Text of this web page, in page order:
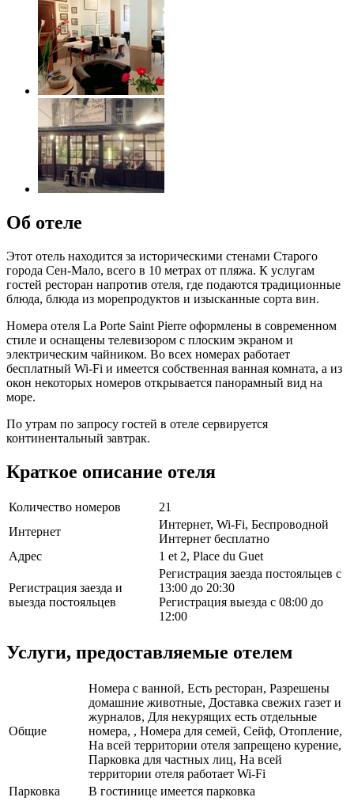
Об отеле
Этот отель находится за историческими стенами Старого
города Сен-Мало, всего в 10 метрах от пляжа. К услугам
гостей ресторан напротив отеля, где подаются традиционные
блюда, блюда из морепродуктов и изысканные сорта вин.
Номера отеля La Porte Saint Pierre оформлены в современном
стиле и оснащены телевизором с плоским экраном и
электрическим чайником. Во всех номерах работает
бесплатный Wi-Fi и имеется собственная ванная комната, а из
окон некоторых номеров открывается панорамный вид на
море.
По утрам по запросу гостей в отеле сервируется
континентальный завтрак.
Краткое описание отеля
Количество номеров
21
Интернет
Интернет, Wi-Fi, Беспроводной
Интернет бесплатно
Адрес
1 et 2, Place du Guet
Регистрация заезда и
выезда постояльцев
Регистрация заезда постояльцев с
13:00 до 20:30
Регистрация выезда с 08:00 до
12:00
Услуги, предоставляемые отелем
Общие
Номера с ванной, Есть ресторан, Разрешены
домашние животные, Доставка свежих газет и
журналов, Для некурящих есть отдельные
номера, , Номера для семей, Сейф, Отопление,
На всей территории отеля запрещено курение,
Парковка для частных лиц, На всей
территории отеля работает Wi-Fi
Парковка
В гостинице имеется парковка